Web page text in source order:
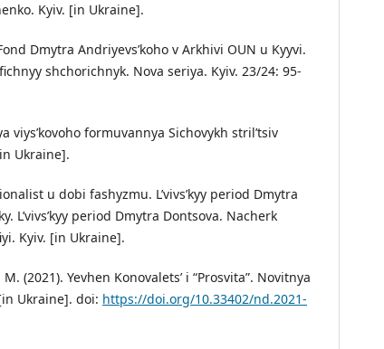
Kyiv. [in Ukraine].
Dmytra Andriyevs’koho v Arkhivi OUN u Kyyvi.
shchorichnyk. Nova seriya. Kyiv. 23/24: 95-
viys’kovoho formuvannya Sichovykh stril’tsiv
Ukraine].
u dobi fashyzmu. L’vivs’kyy period Dmytra
L’vivs’kyy period Dmytra Dontsova. Nacherk
Kyiv. [in Ukraine].
(2021). Yevhen Konovalets’ i “Prosvita”. Novitnya
Ukraine]. doi: https://doi.org/10.33402/nd.2021-